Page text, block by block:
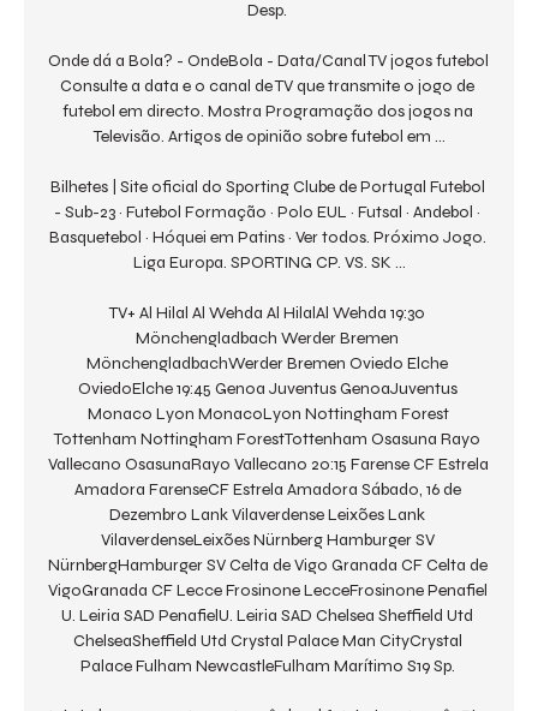
Desp.
Onde dá a Bola? - OndeBola - Data/Canal TV jogos futebol
Consulte a data e o canal de TV que transmite o jogo de
futebol em directo. Mostra Programação dos jogos na
Televisão. Artigos de opinião sobre futebol em ...
Bilhetes | Site oficial do Sporting Clube de Portugal Futebol
- Sub-23 · Futebol Formação · Polo EUL · Futsal · Andebol ·
Basquetebol · Hóquei em Patins · Ver todos. Próximo Jogo.
Liga Europa. SPORTING CP. VS. SK ...
TV+ Al Hilal Al Wehda Al HilalAl Wehda 19:30
Mönchengladbach Werder Bremen
MönchengladbachWerder Bremen Oviedo Elche
OviedoElche 19:45 Genoa Juventus GenoaJuventus
Monaco Lyon MonacoLyon Nottingham Forest
Tottenham Nottingham ForestTottenham Osasuna Rayo
Vallecano OsasunaRayo Vallecano 20:15 Farense CF Estrela
Amadora FarenseCF Estrela Amadora Sábado, 16 de
Dezembro Lank Vilaverdense Leixões Lank
VilaverdenseLeixões Nürnberg Hamburger SV
NürnbergHamburger SV Celta de Vigo Granada CF Celta de
VigoGranada CF Lecce Frosinone LecceFrosinone Penafiel
U. Leiria SAD PenafielU. Leiria SAD Chelsea Sheffield Utd
ChelseaSheffield Utd Crystal Palace Man CityCrystal
Palace Fulham NewcastleFulham Marítimo S19 Sp.